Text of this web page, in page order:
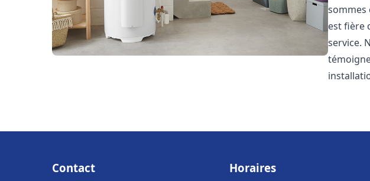
sommes
est fière
service.
Contact Horaires